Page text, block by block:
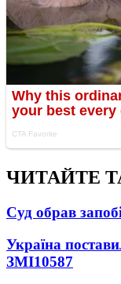
ЧИТАЙТЕ
Суд обрав
Україна
ЗМІ10587